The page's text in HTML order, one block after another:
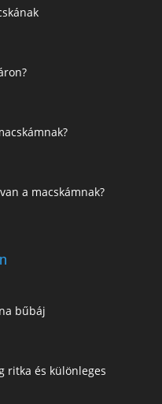
a macskámnak?
bűbáj
ritka és különleges